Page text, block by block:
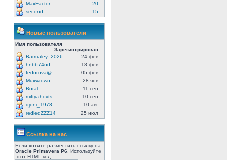
MaxFactor
20
second
15
Новые пользователи
Имя пользователя
Зарегистрирован
Barmaley_2026
24 фев
hnbb74ud
18 фев
fedorova@
05 фев
Muxwrown
28 янв
Boral
11 сен
miftyahovts
10 сен
djoni_1978
10 авг
redledZZZ14
25 июл
Ссылка на нас
Если хотите разместить ссылку на
Oracle Primavera P6 . Используйте
этот HTML код: